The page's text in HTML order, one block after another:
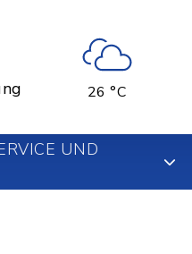
26 °C
UND